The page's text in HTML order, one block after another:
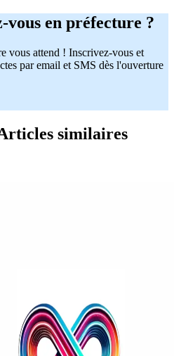
vous en préfecture ?
vous attend ! Inscrivez-vous et
par email et SMS dès l'ouverture
similaires